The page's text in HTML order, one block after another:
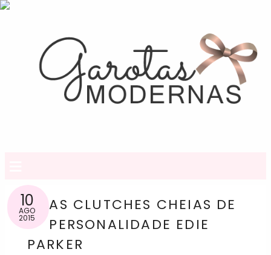
10
AGO
2015
AS CLUTCHES CHEIAS DE
PERSONALIDADE EDIE
PARKER